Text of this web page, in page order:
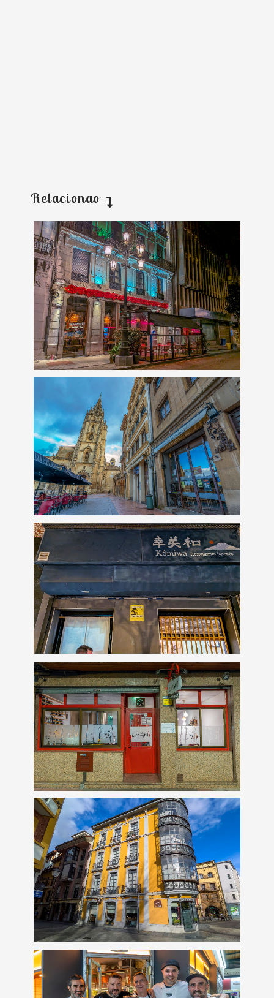
Relacionao